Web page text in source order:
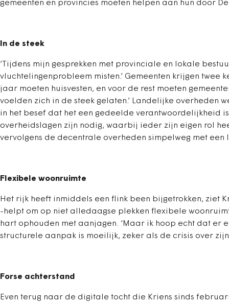
gemeenten en provincies moeten helpen aan hun door
In de steek
‘Tijdens mijn gesprekken met provinciale en lokale
vluchtelingenprobleem misten.’ Gemeenten krijgen
jaar moeten huisvesten, en voor de rest moeten
voelden zich in de steek gelaten.’ Landelijke overheden
in het besef dat het een gedeelde verantwoordelijkheid
overheidslagen zijn nodig, waarbij ieder zijn eigen rol
vervolgens de decentrale overheden simpelweg met een
Flexibele woonruimte
Het rijk heeft inmiddels een flink been bijgetrokken, ziet
-helpt om op niet alledaagse plekken flexibele
hart ophouden met aanjagen. ‘Maar ik hoop echt dat er
structurele aanpak is moeilijk, zeker als de crisis over
Forse achterstand
Even terug naar de digitale tocht die Kriens sinds